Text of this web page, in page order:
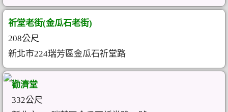
祈堂老街(金瓜石老街)
208公尺
新北市224瑞芳區金瓜石祈堂路
勸濟堂
332公尺